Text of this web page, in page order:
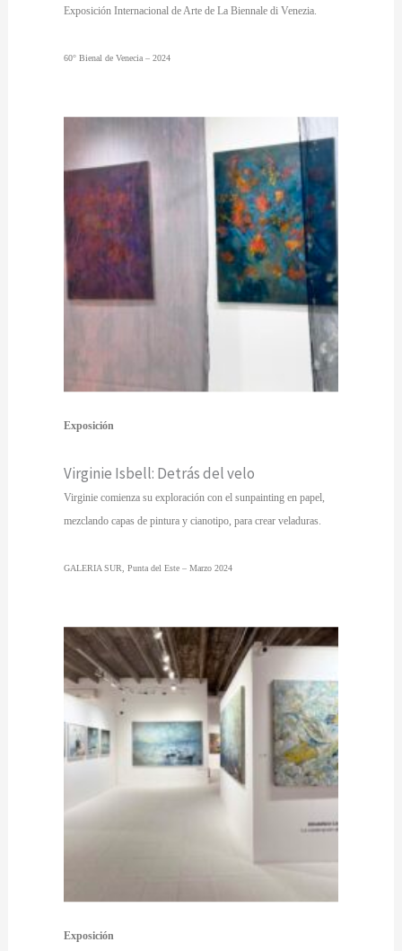
Exposición Internacional de Arte de La Biennale di Venezia.
60° Bienal de Venecia – 2024
Exposición
Virginie Isbell: Detrás del velo
Virginie comienza su exploración con el sunpainting en papel,
mezclando capas de pintura y cianotipo, para crear veladuras.
GALERIA SUR, Punta del Este – Marzo 2024
Exposición